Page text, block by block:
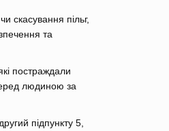
скасування пільг,
та
постраждали
людиною за
підпункту 5,